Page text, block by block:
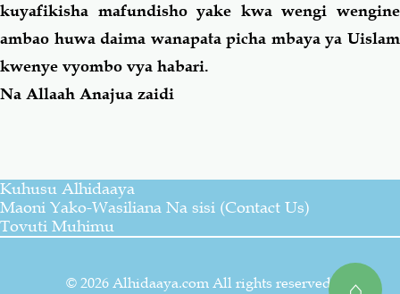
kuyafikisha mafundisho yake kwa wengi wengine
ambao huwa daima wanapata picha mbaya ya Uislam
kwenye vyombo vya habari.
Na Allaah Anajua zaidi
Kuhusu Alhidaaya
Maoni Yako-Wasiliana Na sisi (Contact Us)
Tovuti Muhimu
© 2026 Alhidaaya.com All rights reserved.